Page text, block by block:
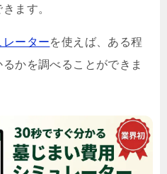
ます。
ーターを使えば、ある程
かを調べることができま